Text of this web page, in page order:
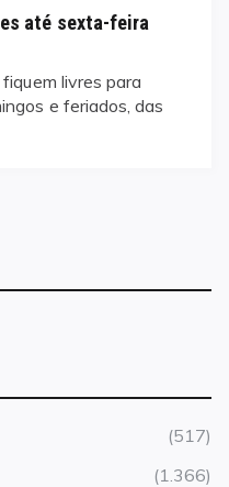
até sexta-feira
livres para
e feriados, das
(517)
(1.366)